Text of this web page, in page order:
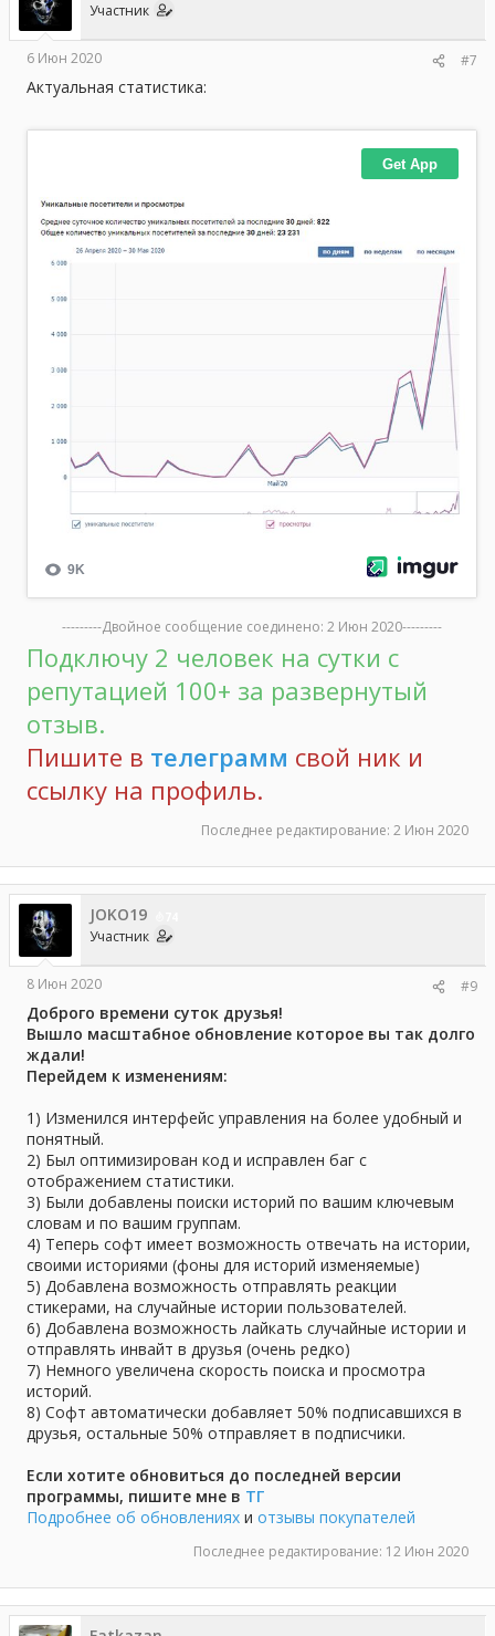
Участник
6 Июн 2020 #7
Актуальная статистика:
---------Двойное сообщение соединено: 2 Июн 2020---------
Подключу 2 человек на сутки с
репутацией 100+ за развернутый
отзыв.
Пишите в телеграмм свой ник и
ссылку на профиль.
Последнее редактирование: 2 Июн 2020
JOKO19
Участник
8 Июн 2020 #9
Доброго времени суток друзья!
Вышло масштабное обновление которое вы так долго
ждали!
Перейдем к изменениям:
1) Изменился интерфейс управления на более удобный и
понятный.
2) Был оптимизирован код и исправлен баг с
отображением статистики.
3) Были добавлены поиски историй по вашим ключевым
словам и по вашим группам.
4) Теперь софт имеет возможность отвечать на истории,
своими историями (фоны для историй изменяемые)
5) Добавлена возможность отправлять реакции
стикерами, на случайные истории пользователей.
6) Добавлена возможность лайкать случайные истории и
отправлять инвайт в друзья (очень редко)
7) Немного увеличена скорость поиска и просмотра
историй.
8) Софт автоматически добавляет 50% подписавшихся в
друзья, остальные 50% отправляет в подписчики.
Если хотите обновиться до последней версии
программы, пишите мне в ТГ
Подробнее об обновлениях и отзывы покупателей
Последнее редактирование: 12 Июн 2020